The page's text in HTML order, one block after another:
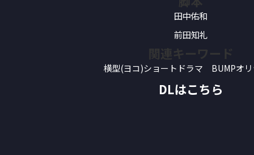
田中佑和
前田知礼
関連キーワード
横型(ヨコ)ショートドラマ BUMPオ
DLはこちら